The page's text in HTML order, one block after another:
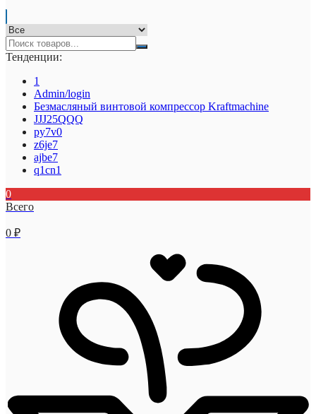
Тенденции:
1
Admin/login
Безмасляный винтовой компрессор Kraftmaсhine
JJJ25QQQ
py7v0
z6je7
ajbe7
q1cn1
0
Всего
0 ₽